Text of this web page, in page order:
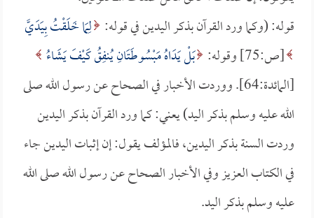
قوله: (وكما ورد القرآن بذكر اليدين في قوله: لِمَا خَلَقْتُ بِيَدَيَّ
[ص:75] وقوله:
بَلْ يَدَاهُ مَبْسُوطَتَانِ يُنفِقُ كَيْفَ يَشَاءُ
[المائدة:64]. ووردت الأخبار في الصحاح عن رسول الله صلى
الله عليه وسلم بذكر اليد) يعني: كما ورد القرآن بذكر اليدين
وردت السنة بذكر اليدين، فالمؤلف يقول: إن إثبات اليدين جاء
في الكتاب العزيز وفي الأخبار الصحاح عن رسول الله صلى الله
عليه وسلم بذكر اليد.